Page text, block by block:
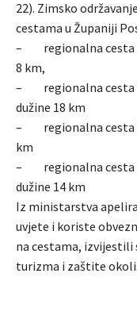
22). Zimsko
cestama u Županiji
– regionalna cesta
8 km,
– regionalna cesta
dužine 18 km
– regionalna cesta
km
– regionalna cesta
dužine 14 km
Iz ministarstva
uvjete i koriste
na cestama, izvijestili
turizma i zaštite